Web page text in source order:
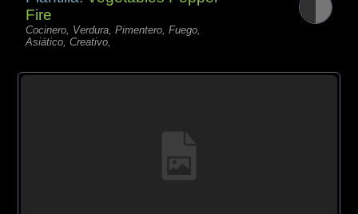
Fire
Cocinero, Verdura, Pimentero, Fuego,
Asiático, Creativo,